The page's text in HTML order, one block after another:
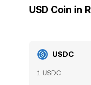
USD Coin in
USDC
1 USDC